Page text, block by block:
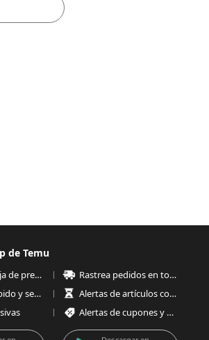
de Temu
Alertas de baja de precios
Rastrea pedidos en todo momento
Pago más rápido y seguro
Alertas de artículos con poco stock
Alertas de cupones y ofertas